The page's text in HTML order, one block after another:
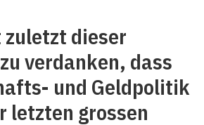
dieser
verdanken, dass
und Geldpolitik
letzten grossen